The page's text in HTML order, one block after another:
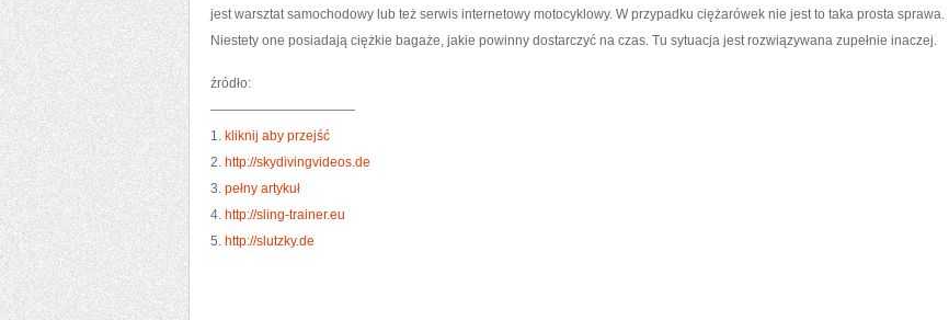
jest warsztat samochodowy lub też serwis internetowy motocyklowy. W przypadku ciężarówek nie jest to taka prosta sprawa.
Niestety one posiadają ciężkie bagaże, jakie powinny dostarczyć na czas. Tu sytuacja jest rozwiązywana zupełnie inaczej.
źródło:
———————————
1. kliknij aby przejść
2. http://skydivingvideos.de
3. pełny artykuł
4. http://sling-trainer.eu
5. http://slutzky.de